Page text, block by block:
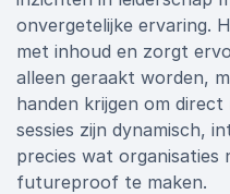
onvergetelijke ervaring.
met inhoud en zorgt
alleen geraakt worden,
handen krijgen om direct
sessies zijn dynamisch,
precies wat organisaties
futureproof te maken.